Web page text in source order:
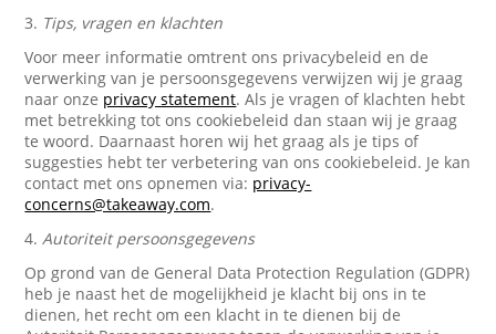
3. Tips, vragen en klachten
Voor meer informatie omtrent ons privacybeleid en de
verwerking van je persoonsgegevens verwijzen wij je graag
naar onze privacy statement. Als je vragen of klachten hebt
met betrekking tot ons cookiebeleid dan staan wij je graag
te woord. Daarnaast horen wij het graag als je tips of
suggesties hebt ter verbetering van ons cookiebeleid. Je kan
contact met ons opnemen via: privacy-
concerns@takeaway.com.
4.Autoriteit persoonsgegevens
Op grond van de General Data Protection Regulation (GDPR)
heb je naast het de mogelijkheid je klacht bij ons in te
dienen, het recht om een klacht in te dienen bij de